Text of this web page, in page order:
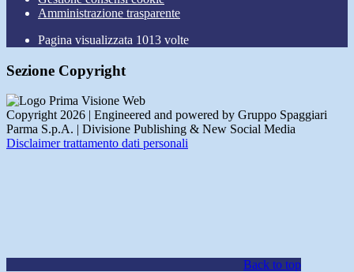
Amministrazione trasparente
Pagina visualizzata 1013 volte
Sezione Copyright
Copyright 2026 | Engineered and powered by Gruppo Spaggiari
Parma S.p.A. | Divisione Publishing & New Social Media
Disclaimer trattamento dati personali
Back to top